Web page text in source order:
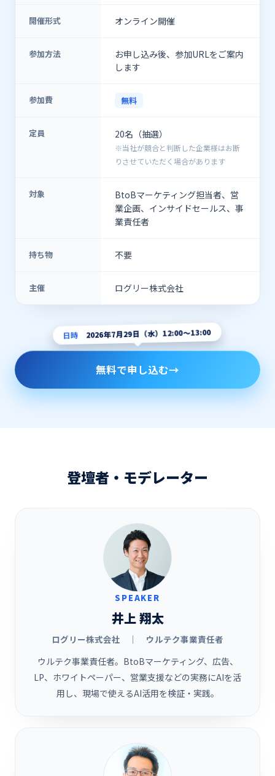
開催形式 オンライン開催
参加方法
お申し込み後、参加URLをご案内
します
参加費 無料
定員 20名（抽選）
※当社が競合と判断した企業様はお断
りさせていただく場合があります
対象
BtoBマーケティング担当者、営
業企画、インサイドセールス、事
業責任者
持ち物 不要
主催 ログリー株式会社
日時 2026年7月29日（水）12:00〜13:00
無料で申し込む→
登壇者・モデレーター
SPEAKER
井上 翔太
ログリー株式会社 ｜ ウルテク事業責任者
ウルテク事業責任者。BtoBマーケティング、広告、
LP、ホワイトペーパー、営業支援などの実務にAIを活
用し、現場で使えるAI活用を検証・実践。